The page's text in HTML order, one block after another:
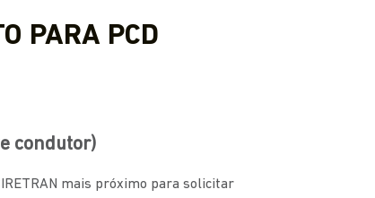
PARA PCD
condutor)
mais próximo para solicitar